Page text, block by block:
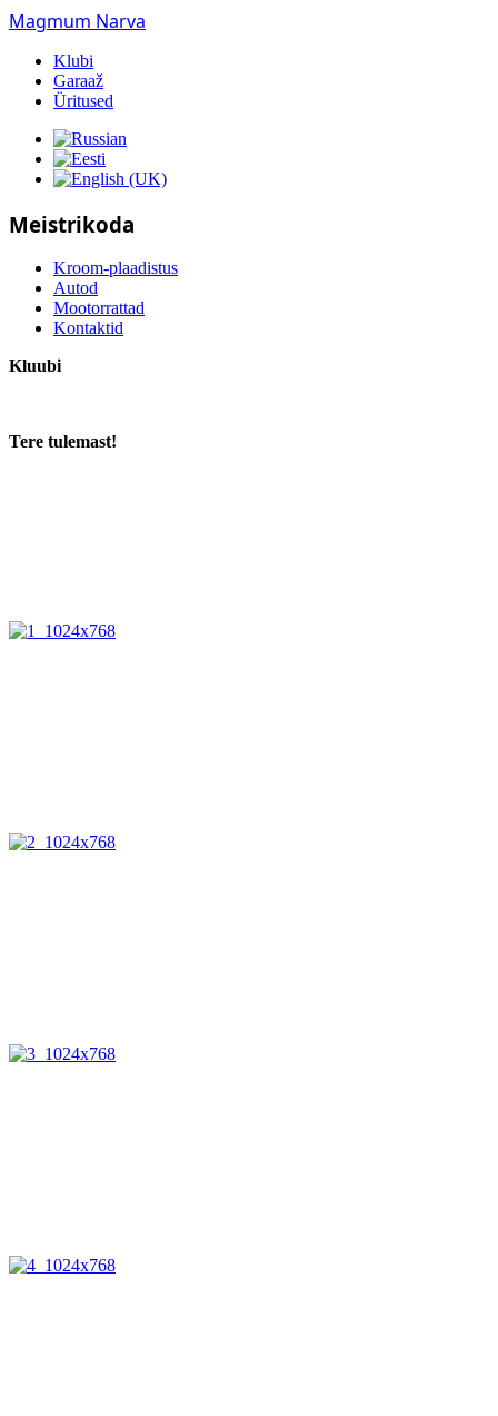
Magmum Narva
Klubi
Garaaž
Üritused
Meistrikoda
Kroom-plaadistus
Autod
Mootorrattad
Kontaktid
Kluubi
Tere tulemast!